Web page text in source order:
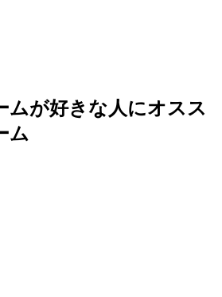
ムが好きな人にオスス
ム